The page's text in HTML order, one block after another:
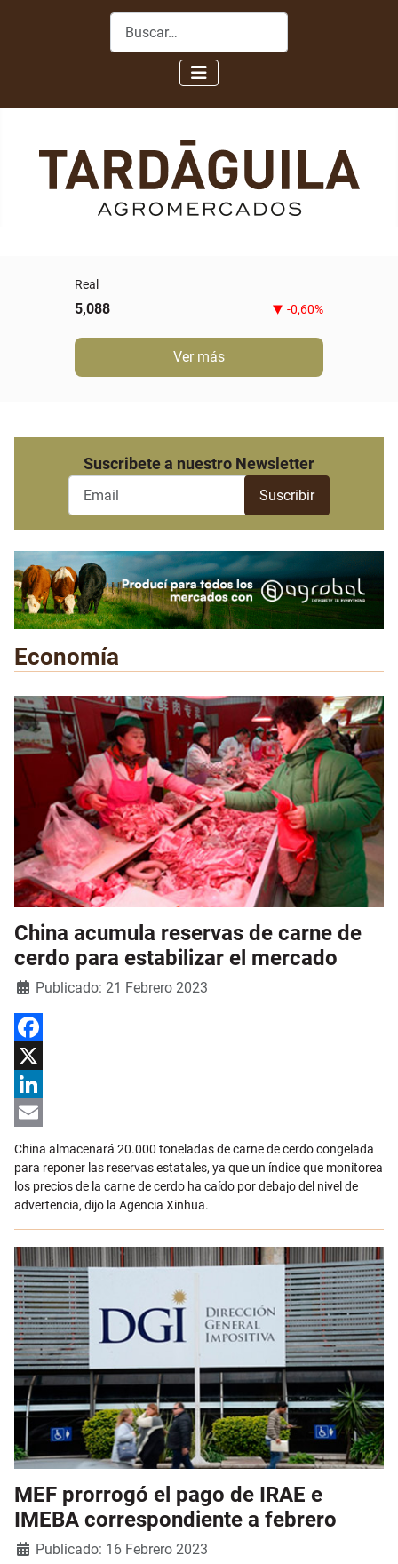
Buscar
0,00%
Ver más
Suscribete a nuestro Newsletter
Economía
China acumula reservas de carne de
cerdo para estabilizar el mercado
Detalles
Publicado: 21 Febrero 2023
Facebook
X
LinkedIn
Email
China almacenará 20.000 toneladas de carne de cerdo congelada
para reponer las reservas estatales, ya que un índice que monitorea
los precios de la carne de cerdo ha caído por debajo del nivel de
advertencia, dijo la Agencia Xinhua.
MEF prorrogó el pago de IRAE e
IMEBA correspondiente a febrero
Detalles
Publicado: 16 Febrero 2023